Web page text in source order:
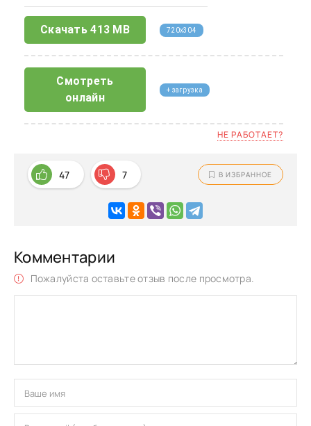
Скачать413 MB 720x304
Смотреть
онлайн
+ загрузка
НЕ РАБОТАЕТ?
47 7 В ИЗБРАННОЕ
Комментарии
Пожалуйста оставьте отзыв после просмотра.